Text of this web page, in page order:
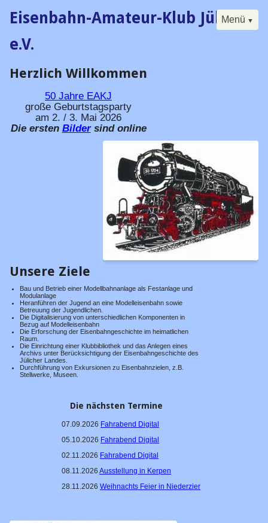
Menü
Eisenbahn-Amateur-Klub Jülich
e.V.
Navigation
Start
Buch
Forum
Bücherei
Presse
WDR
Ehrenpreis
50 Jahre EAKJ
40 Jahre EAKJ
30 Jahre EAKJ
Große Fahrzeuge
Vorbild-Fotos
02.05.2026
Herzlich Willkommen
50 Jahre EAKJ
große Geburtstagsparty
am 2. / 3. Mai 2026
Die ersten Bildersind online
Unsere Ziele
Bau und Betrieb einer Modellbahnanlage als Festanlage und
Modulanlage
Heranführen der Jugend an eine Modelleisenbahn sowie
Betreuung der Jugendlichen.
Die Digitalisierung von unterschiedlichen Komponenten in
Bezug auf Modelleisenbahn
Die Erforschung der Eisenbahngeschichte im heimatlichen
Raum.
Die Einrichtung einer Klubbibliothek und das Anlegen eines
Archivs unter Berücksichtigung der Eisenbahngeschichte des
Jülicher Landes.
Durchführung von Exkursionen zu Eisenbahnzielen, z.B.
Stellwerke, Museen.
Die nächsten Termine
07.09.2026 Fahrabend Digital
05.10.2026 Fahrabend Digital
02.11.2026 Fahrabend Digital
08.11.2026 Ausstellung in Kerpen
28.11.2026 Weihnachts Feier in Niederzier